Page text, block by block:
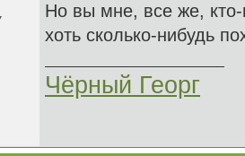
Но вы мне, все же, кто-
хоть сколько-нибудь
Чёрный Георг